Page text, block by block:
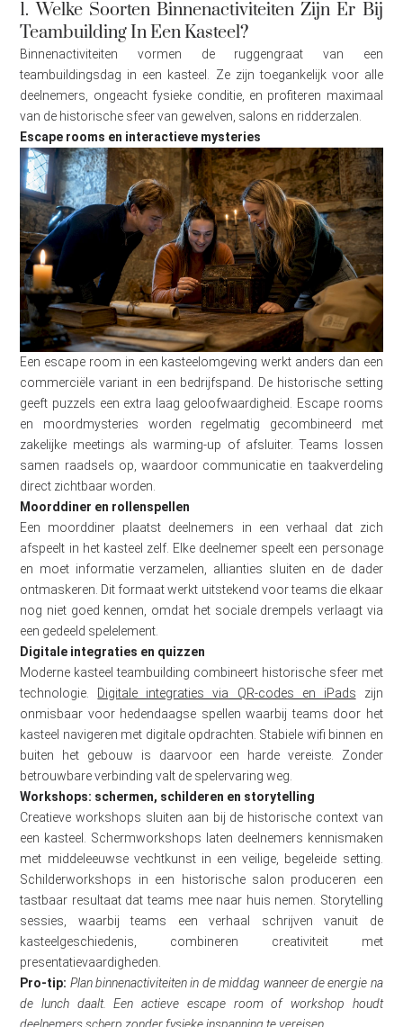
1. Welke Soorten Binnenactiviteiten Zijn Er Bij
Teambuilding In Een Kasteel?
Binnenactiviteiten vormen de ruggengraat van een
teambuildingsdag in een kasteel. Ze zijn toegankelijk voor alle
deelnemers, ongeacht fysieke conditie, en profiteren maximaal
van de historische sfeer van gewelven, salons en ridderzalen.
Escape rooms en interactieve mysteries
Een escape room in een kasteelomgeving werkt anders dan een
commerciële variant in een bedrijfspand. De historische setting
geeft puzzels een extra laag geloofwaardigheid. Escape rooms
en moordmysteries worden regelmatig gecombineerd met
zakelijke meetings als warming-up of afsluiter. Teams lossen
samen raadsels op, waardoor communicatie en taakverdeling
direct zichtbaar worden.
Moorddiner en rollenspellen
Een moorddiner plaatst deelnemers in een verhaal dat zich
afspeelt in het kasteel zelf. Elke deelnemer speelt een personage
en moet informatie verzamelen, allianties sluiten en de dader
ontmaskeren. Dit formaat werkt uitstekend voor teams die elkaar
nog niet goed kennen, omdat het sociale drempels verlaagt via
een gedeeld spelelement.
Digitale integraties en quizzen
Moderne kasteel teambuilding combineert historische sfeer met
technologie. Digitale integraties via QR-codes en iPads zijn
onmisbaar voor hedendaagse spellen waarbij teams door het
kasteel navigeren met digitale opdrachten. Stabiele wifi binnen en
buiten het gebouw is daarvoor een harde vereiste. Zonder
betrouwbare verbinding valt de spelervaring weg.
Workshops: schermen, schilderen en storytelling
Creatieve workshops sluiten aan bij de historische context van
een kasteel. Schermworkshops laten deelnemers kennismaken
met middeleeuwse vechtkunst in een veilige, begeleide setting.
Schilderworkshops in een historische salon produceren een
tastbaar resultaat dat teams mee naar huis nemen. Storytelling
sessies, waarbij teams een verhaal schrijven vanuit de
kasteelgeschiedenis, combineren creativiteit met
presentatievaardigheden.
Pro-tip: Plan binnenactiviteiten in de middag wanneer de energie na
de lunch daalt. Een actieve escape room of workshop houdt